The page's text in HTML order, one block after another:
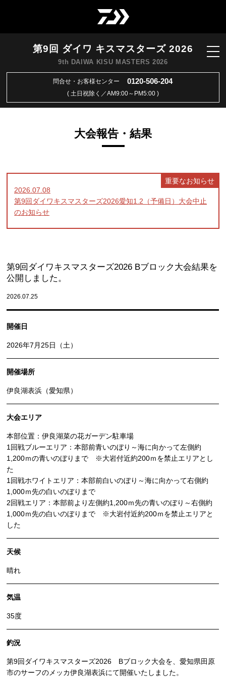
第9回 ダイワ キスマスターズ 2026
9th DAIWA KISU MASTERS 2026
問合せ・お客様センター 0120-506-204
( 土日祝除く／AM9:00～PM5:00 )
大会報告・結果
重要なお知らせ
2026.07.08
第9回ダイワキスマスターズ2026愛知1.2（予備日）大会中止
のお知らせ
第9回ダイワキスマスターズ2026 Bブロック大会結果を
公開しました。
2026.07.25
開催日
2026年7月25日（土）
開催場所
伊良湖表浜（愛知県）
大会エリア
本部位置：伊良湖菜の花ガーデン駐車場
1回戦ブルーエリア：本部前青いのぼり～海に向かって左側約
1,200ｍの青いのぼりまで ※大岩付近約200ｍを禁止エリアとし
た
1回戦ホワイトエリア：本部前白いのぼり～海に向かって右側約
1,000ｍ先の白いのぼりまで
2回戦エリア：本部前より左側約1,200ｍ先の青いのぼり～右側約
1,000ｍ先の白いのぼりまで ※大岩付近約200ｍを禁止エリアと
した
天候
晴れ
気温
35度
釣況
第9回ダイワキスマスターズ2026 Bブロック大会を、愛知県田原
市のサーフのメッカ伊良湖表浜にて開催いたしました。